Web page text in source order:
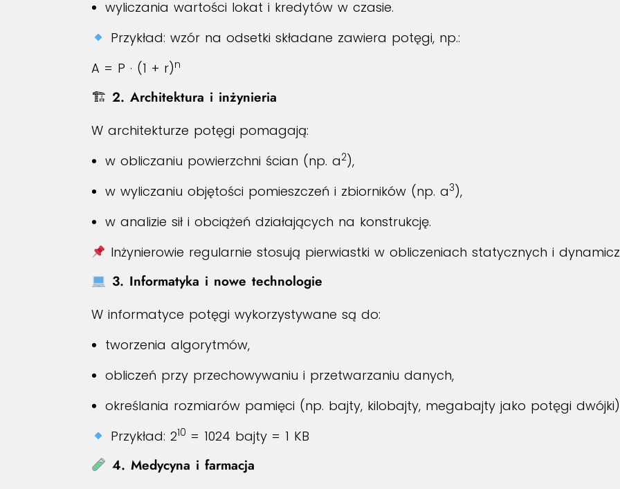
wyliczania wartości lokat i kredytów w czasie.
Przykład: wzór na odsetki składane zawiera potęgi, np.:
A = P · (1 + r)n
🏗 2. Architektura i inżynieria
W architekturze potęgi pomagają:
w obliczaniu powierzchni ścian (np. a2),
w wyliczaniu objętości pomieszczeń i zbiorników (np. a3),
w analizie sił i obciążeń działających na konstrukcję.
Inżynierowie regularnie stosują pierwiastki w obliczeniach statycznych i
3. Informatyka i nowe technologie
W informatyce potęgi wykorzystywane są do:
tworzenia algorytmów,
obliczeń przy przechowywaniu i przetwarzaniu danych,
określania rozmiarów pamięci (np. bajty, kilobajty, megabajty jako potęgi
Przykład: 210 = 1024 bajty = 1 KB
4. Medycyna i farmacja